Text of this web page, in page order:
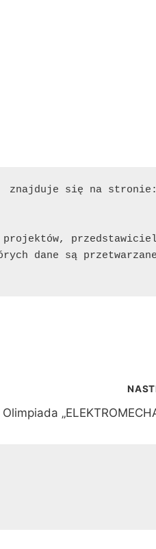
znajduje się na stronie:
projektów,
dane są
Olimpiada